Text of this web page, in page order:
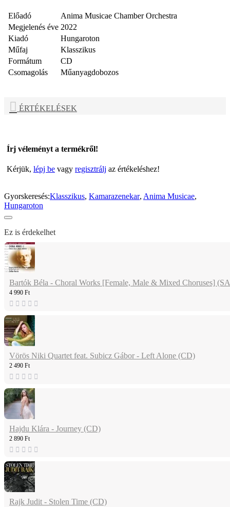
Előadó
Anima Musicae Chamber Orchestra
Megjelenés éve 2022
Kiadó
Hungaroton
Műfaj
Klasszikus
Formátum
CD
Csomagolás
Műanyagdobozos
ÉRTÉKELÉSEK
Írj véleményt a termékről!
Kérjük, lépj be vagy regisztrálj az értékeléshez!
Gyorskeresés:Klasszikus, Kamarazenekar, Anima Musicae,
Hungaroton
Ez is érdekelhet
Bartók Béla - Choral Works [Female, Male & Mixed Choruses]
4 990 Ft
Vörös Niki Quartet feat. Subicz Gábor - Left Alone (CD)
2 490 Ft
Hajdu Klára - Journey (CD)
2 890 Ft
Rajk Judit - Stolen Time (CD)